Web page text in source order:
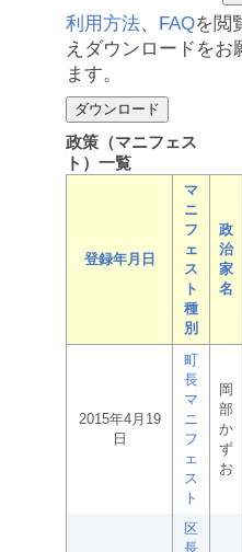
利用方法、 FAQを閲
えダウンロードをお
ます。
政策（マニフェス
ト）一覧
登録年月日
マ
ニ
フ
ェ
ス
ト
種
別
政
治
家
名
2015年4月19
日
町
長
マ
ニ
フ
ェ
ス
ト
岡
部
か
ず
お
区
長